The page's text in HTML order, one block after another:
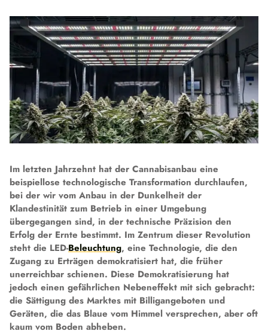
Im letzten Jahrzehnt hat der Cannabisanbau eine
beispiellose technologische Transformation durchlaufen,
bei der wir vom Anbau in der Dunkelheit der
Klandestinität zum Betrieb in einer Umgebung
übergegangen sind, in der technische Präzision den
Erfolg der Ernte bestimmt. Im Zentrum dieser Revolution
steht die LED-Beleuchtung, eine Technologie, die den
Zugang zu Erträgen demokratisiert hat, die früher
unerreichbar schienen. Diese Demokratisierung hat
jedoch einen gefährlichen Nebeneffekt mit sich gebracht:
die Sättigung des Marktes mit Billigangeboten und
Geräten, die das Blaue vom Himmel versprechen, aber oft
kaum vom Boden abheben.